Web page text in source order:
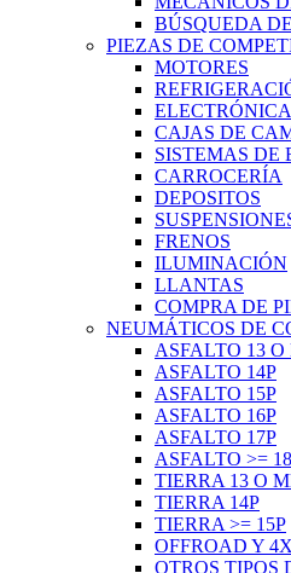
BÚSQUEDA
PIEZAS DE
MOTORES
ELECTRÓNICA
CAJAS DE
SISTEMAS DE
CARROCERÍA
DEPOSITOS
FRENOS
ILUMINACIÓN
LLANTAS
COMPRA DE
NEUMÁTICOS DE
ASFALTO 13 O
ASFALTO 14P
ASFALTO 15P
ASFALTO 16P
ASFALTO 17P
ASFALTO >=
TIERRA 13 O
TIERRA 14P
TIERRA >= 15P
OFFROAD Y
OTROS TIPOS